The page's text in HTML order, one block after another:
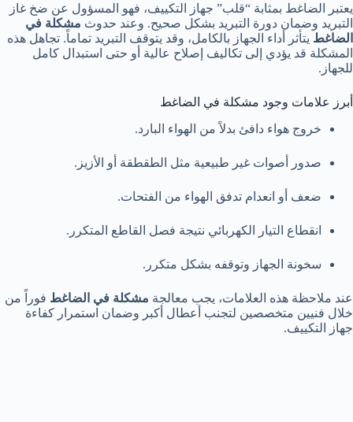
يعتبر الضاغط بمثابة “قلب” جهاز التكييف، فهو المسؤول عن ضخ غاز
التبريد وضمان دورة التبريد بشكل صحيح. وعند حدوث مشكلة في
الضاغط يتأثر أداء الجهاز بالكامل، وقد يتوقف التبريد تماماً. تجاهل هذه
المشكلة قد يؤدي إلى تكاليف إصلاح عالية أو حتى استبدال كامل
للجهاز.
أبرز علامات وجود مشكلة في الضاغط
خروج هواء دافئ بدلاً من الهواء البارد.
صدور أصوات غير طبيعية مثل الطقطقة أو الأزيز.
ضعف أو انعدام تدفق الهواء من الفتحات.
انقطاع التيار الكهربائي نتيجة فصل القاطع المتكرر.
سخونة الجهاز وتوقفه بشكل متكرر.
عند ملاحظة هذه العلامات، يجب معالجة مشكلة في الضاغط فوراً من
خلال فنيين متخصصين لتجنب أعطال أكبر وضمان استمرار كفاءة
جهاز التكييف.